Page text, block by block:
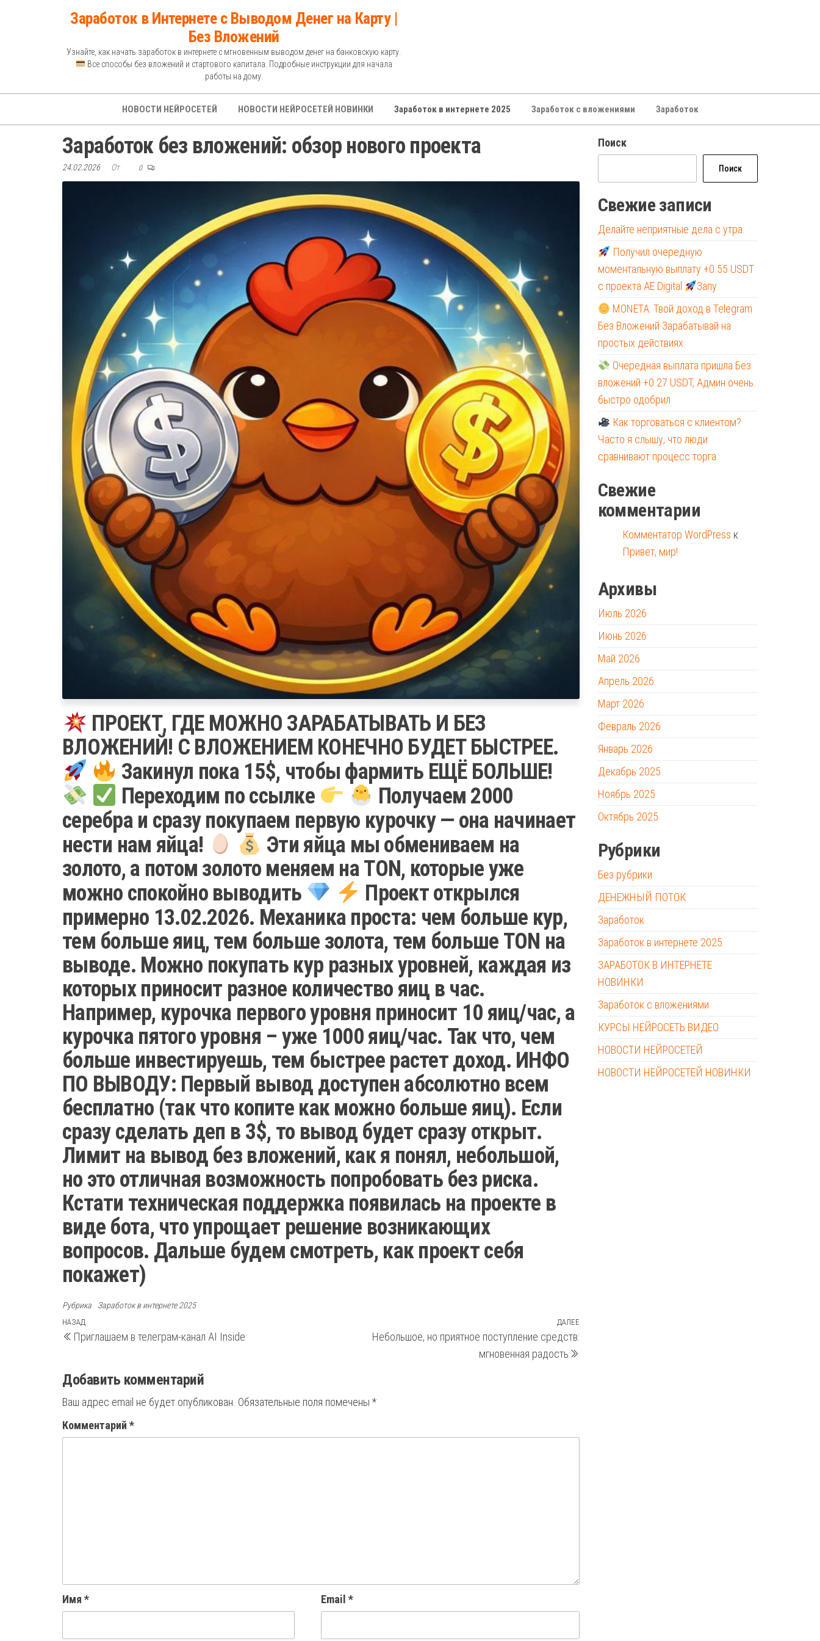
Заработок в Интернете с Выводом Денег на Карту |
Без Вложений
Узнайте, как начать заработок в интернете с мгновенным выводом денег на банковскую карту.
Все способы без вложений и стартового капитала. Подробные инструкции для начала
работы на дому.
НОВОСТИ НЕЙРОСЕТЕЙ НОВОСТИ НЕЙРОСЕТЕЙ НОВИНКИ Заработок в интернете 2025 Заработок с вложениями Заработок
Заработок без вложений: обзор нового проекта
24.02.2026 От 0
ПРОЕКТ, ГДЕ МОЖНО ЗАРАБАТЫВАТЬ И БЕЗ
ВЛОЖЕНИЙ! С ВЛОЖЕНИЕМ КОНЕЧНО БУДЕТ БЫСТРЕЕ.
Закинул пока 15$, чтобы фармить ЕЩЁ БОЛЬШЕ!
Переходим по ссылке
Получаем 2000
серебра и сразу покупаем первую курочку — она начинает
нести нам яйца!
Эти яйца мы обмениваем на
золото, а потом золото меняем на TON, которые уже
можно спокойно выводить
Проект открылся
примерно 13.02.2026. Механика проста: чем больше кур,
тем больше яиц, тем больше золота, тем больше TON на
выводе. Можно покупать кур разных уровней, каждая из
которых приносит разное количество яиц в час.
Например, курочка первого уровня приносит 10 яиц/час, а
курочка пятого уровня – уже 1000 яиц/час. Так что, чем
больше инвестируешь, тем быстрее растет доход. ИНФО
ПО ВЫВОДУ: Первый вывод доступен абсолютно всем
бесплатно (так что копите как можно больше яиц). Если
сразу сделать деп в 3$, то вывод будет сразу открыт.
Лимит на вывод без вложений, как я понял, небольшой,
но это отличная возможность попробовать без риска.
Кстати техническая поддержка появилась на проекте в
виде бота, что упрощает решение возникающих
вопросов. Дальше будем смотреть, как проект себя
покажет)
Рубрика Заработок в интернете 2025
Навигация
по
Предыдущая
запись
НАЗАД
Приглашаем в телеграм-канал AI Inside
Следующая
запись
ДАЛЕЕ
Небольшое, но приятное поступление средств:
мгновенная радость
Добавить комментарий
Ваш адрес email не будет опубликован. Обязательные поля помечены *
Комментарий *
Имя * Email *
Поиск
Поиск
Свежие записи
Делайте неприятные дела с утра.
Получил очередную
моментальную выплату +0.55 USDT
с проекта AE Digital
Запу
MONETA: Твой доход в Telegram
Без Вложений Зарабатывай на
простых действиях:
Очередная выплата пришла Без
вложений +0.27 USDT, Админ очень
быстро одобрил
Как торговаться с клиентом?
Часто я слышу, что люди
сравнивают процесс торга
Свежие
комментарии
Комментатор WordPress к
Привет, мир!
Архивы
Июль 2026
Июнь 2026
Май 2026
Апрель 2026
Март 2026
Февраль 2026
Январь 2026
Декабрь 2025
Ноябрь 2025
Октябрь 2025
Рубрики
Без рубрики
ДЕНЕЖНЫЙ ПОТОК
Заработок
Заработок в интернете 2025
ЗАРАБОТОК В ИНТЕРНЕТЕ
НОВИНКИ
Заработок с вложениями
КУРСЫ НЕЙРОСЕТЬ ВИДЕО
НОВОСТИ НЕЙРОСЕТЕЙ
НОВОСТИ НЕЙРОСЕТЕЙ НОВИНКИ